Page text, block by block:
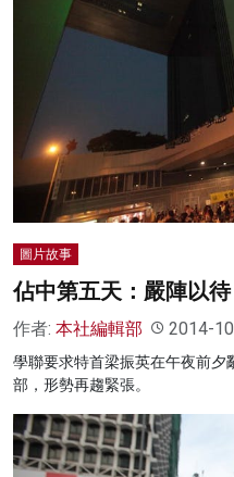
圖片故事
佔中第五天：嚴陣以待
作者: 本社編輯部 2014-
學聯要求特首梁振英在午夜前夕
部，形勢再趨緊張。